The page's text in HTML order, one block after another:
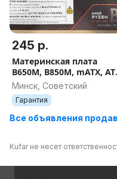
245 р.
Материнская плата
B650M, B850M, mATX,
AM5
Минск, Советский
Гарантия
Все объявления
Kufar не несет